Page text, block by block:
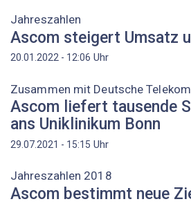
Jahreszahlen
Ascom steigert Umsatz
20.01.2022 - 12:06 Uhr
Zusammen mit Deutsche Telekom
Ascom liefert tausende
ans Uniklinikum Bonn
29.07.2021 - 15:15 Uhr
Jahreszahlen 2018
Ascom bestimmt neue